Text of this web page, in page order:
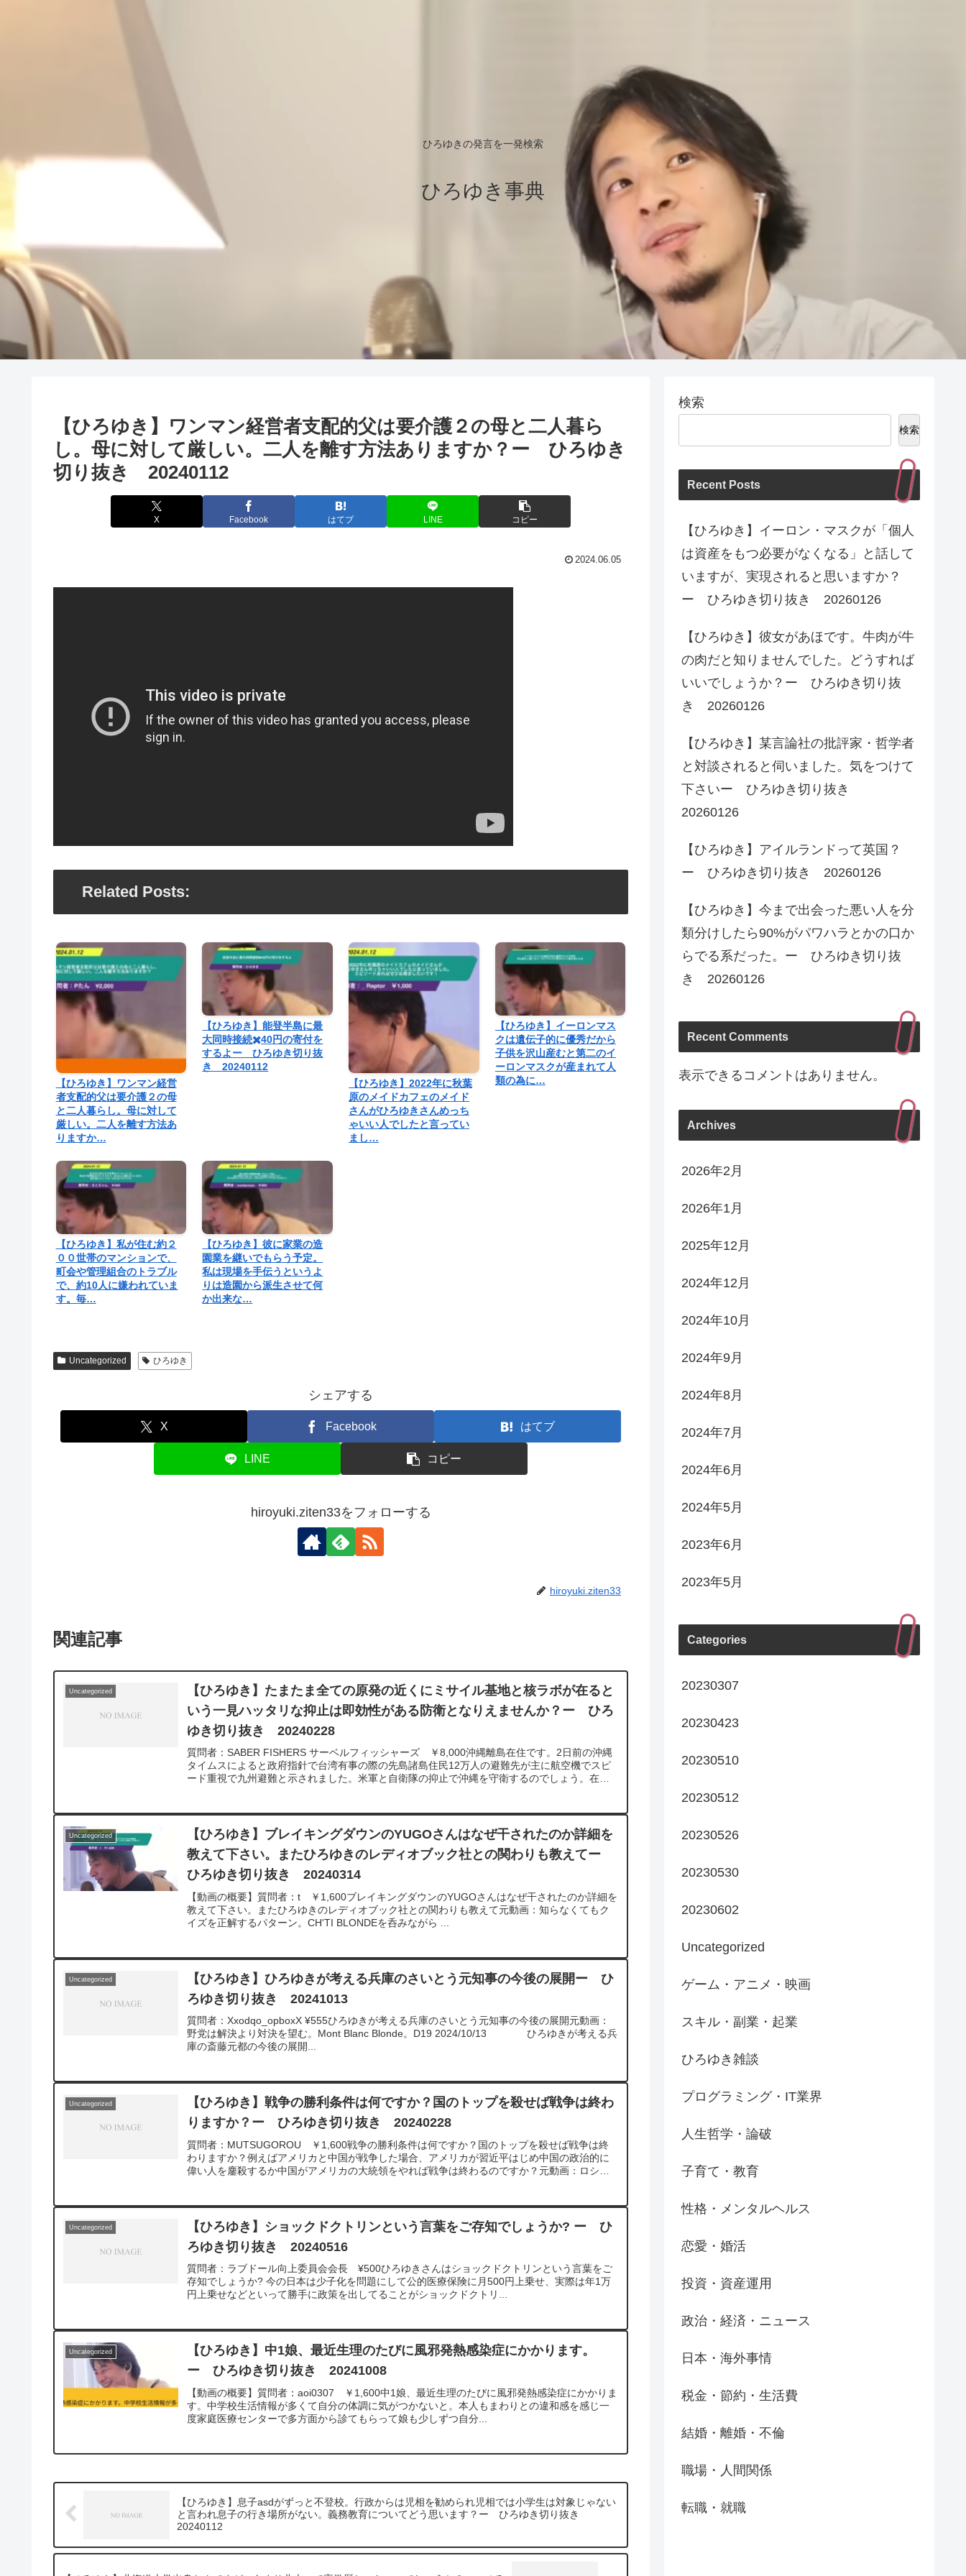
ひろゆきの発言を一発検索
ひろゆき事典
【ひろゆき】ワンマン経営者支配的父は要介護２の母と二人暮ら
し。母に対して厳しい。二人を離す方法ありますか？ー ひろゆき
切り抜き 20240112
X Facebook はてブ LINE コピー
2024.06.05
Related Posts:
【ひろゆき】ワンマン経営
者支配的父は要介護２の母
と二人暮らし。母に対して
厳しい。二人を離す方法あ
りますか…
【ひろゆき】能登半島に最
大同時接続✖️40円の寄付を
するよー ひろゆき切り抜
き 20240112
【ひろゆき】2022年に秋葉
原のメイドカフェのメイド
さんがひろゆきさんめっち
ゃいい人でしたと言ってい
まし…
【ひろゆき】イーロンマス
クは遺伝子的に優秀だから
子供を沢山産むと第二のイ
ーロンマスクが産まれて人
類の為に…
【ひろゆき】私が住む約２
００世帯のマンションで、
町会や管理組合のトラブル
で、約10人に嫌われていま
す。毎…
【ひろゆき】彼に家業の造
園業を継いでもらう予定。
私は現場を手伝うというよ
りは造園から派生させて何
か出来な…
Uncategorized ひろゆき
シェアする
X Facebook はてブ
LINE コピー
hiroyuki.ziten33をフォローする
hiroyuki.ziten33
関連記事
Uncategorized
【ひろゆき】たまたま全ての原発の近くにミサイル基地と核ラボが在ると
いう一見ハッタリな抑止は即効性がある防衛となりえませんか？ー ひろ
ゆき切り抜き 20240228
質問者：SABER FISHERS サーベルフィッシャーズ ￥8,000沖縄離島在住です。2日前の沖縄
タイムスによると政府指針で台湾有事の際の先島諸島住民12万人の避難先が主に航空機でスピ
ード重視で九州避難と示されました。米軍と自衛隊の抑止で沖縄を守衛するのでしょう。在住
えませんか？個人的には抑止はハッタリと考えたます。この私見についてひろゆきさんはどう
思われますか？不躾にすいません。元動画：ロシアの敗北は無さそうな、、Guillaume Dursus
を呑みながら 2024/02/28 W22 https://www.youtube.com/watch?
v=GK3quBgoXnQ******************************************ひろゆきさんの動画で、寄せられた質問に
ついて、一問一答形式にしてみました。過去にこんな質問してるかな？と気になったことがあ
れば、下記のサイトから検索してみてください。https://hiroyuki-ziten.com/できるだけ、多くの
質問を今後も編集し、アップロードしていきますので、使いやすいと感じて頂けたら、いい
ね！やチャンネル登録をよろしくお願いします。
Uncategorized
【ひろゆき】ブレイキングダウンのYUGOさんはなぜ干されたのか詳細を
教えて下さい。またひろゆきのレディオブック社との関わりも教えてー
ひろゆき切り抜き 20240314
【動画の概要】質問者：t ￥1,600ブレイキングダウンのYUGOさんはなぜ干されたのか詳細を
教えて下さい。またひろゆきのレディオブック社との関わりも教えて元動画：知らなくてもク
イズを正解するパターン。CH'TI BLONDEを呑みながら ...
Uncategorized
【ひろゆき】ひろゆきが考える兵庫のさいとう元知事の今後の展開ー ひ
ろゆき切り抜き 20241013
質問者：Xxodqo_opboxX ¥555ひろゆきが考える兵庫のさいとう元知事の今後の展開元動画：
野党は解決より対決を望む。Mont Blanc Blonde。D19 2024/10/13 ひろゆきが考える兵
庫の斎藤元都の今後の展開...
Uncategorized
【ひろゆき】戦争の勝利条件は何ですか？国のトップを殺せば戦争は終わ
りますか？ー ひろゆき切り抜き 20240228
質問者：MUTSUGOROU ￥1,600戦争の勝利条件は何ですか？国のトップを殺せば戦争は終
わりますか？例えばアメリカと中国が戦争した場合、アメリカが習近平はじめ中国の政治的に
偉い人を鏖殺するか中国がアメリカの大統領をやれば戦争は終わるのですか？元動画：ロシア
んの動画で、寄せられた質問について、一問一答形式にしてみました。過去にこんな質問して
るかな？と気になったことがあれば、下記のサイトから検索してみてください。
https://hiroyuki-ziten.com/できるだけ、多くの質問を今後も編集し、アップロードしていきます
ので、使いやすいと感じて頂けたら、いいね！やチャンネル登録をよろしくお願いします。
Uncategorized
【ひろゆき】ショックドクトリンという言葉をご存知でしょうか? ー ひ
ろゆき切り抜き 20240516
質問者：ラブドール向上委員会会長 ¥500ひろゆきさんはショックドクトリンという言葉をご
存知でしょうか? 今の日本は少子化を問題にして公的医療保険に月500円上乗せ、実際は年1万
円上乗せなどといって勝手に政策を出してることがショックドクトリ...
Uncategorized
【ひろゆき】中1娘、最近生理のたびに風邪発熱感染症にかかります。
ー ひろゆき切り抜き 20241008
【動画の概要】質問者：aoi0307 ￥1,600中1娘、最近生理のたびに風邪発熱感染症にかかりま
す。中学校生活情報が多くて自分の体調に気がつかないと。本人もまわりとの違和感を感じ一
度家庭医療センターで多方面から診てもらって娘も少しずつ自分...
【ひろゆき】息子asdがずっと不登校。行政からは児相を勧められ児相では小学生は対象じゃない
と言われ息子の行き場所がない。義務教育についてどう思います？ー ひろゆき切り抜き
20240112
検索
検索
Recent Posts
【ひろゆき】イーロン・マスクが「個人
は資産をもつ必要がなくなる」と話して
いますが、実現されると思いますか？
ー ひろゆき切り抜き 20260126
【ひろゆき】彼女があほです。牛肉が牛
の肉だと知りませんでした。どうすれば
いいでしょうか？ー ひろゆき切り抜
き 20260126
【ひろゆき】某言論社の批評家・哲学者
と対談されると伺いました。気をつけて
下さいー ひろゆき切り抜き
20260126
【ひろゆき】アイルランドって英国？
ー ひろゆき切り抜き 20260126
【ひろゆき】今まで出会った悪い人を分
類分けしたら90%がパワハラとかの口か
らでる系だった。ー ひろゆき切り抜
き 20260126
Recent Comments
表示できるコメントはありません。
Archives
2026年2月
2026年1月
2025年12月
2024年12月
2024年10月
2024年9月
2024年8月
2024年7月
2024年6月
2024年5月
2023年6月
2023年5月
Categories
20230307
20230423
20230510
20230512
20230526
20230530
20230602
Uncategorized
ゲーム・アニメ・映画
スキル・副業・起業
ひろゆき雑談
プログラミング・IT業界
人生哲学・論破
子育て・教育
性格・メンタルヘルス
恋愛・婚活
投資・資産運用
政治・経済・ニュース
日本・海外事情
税金・節約・生活費
結婚・離婚・不倫
職場・人間関係
転職・就職